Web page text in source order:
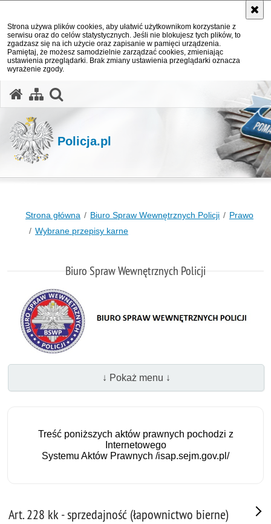
Strona używa plików cookies, aby ułatwić użytkownikom korzystanie z
serwisu oraz do celów statystycznych. Jeśli nie blokujesz tych plików, to
zgadzasz się na ich użycie oraz zapisanie w pamięci urządzenia.
Pamiętaj, że możesz samodzielnie zarządzać cookies, zmieniając
ustawienia przeglądarki. Brak zmiany ustawienia przeglądarki oznacza
wyrażenie zgody.
Policja.pl
Strona główna Biuro Spraw Wewnętrznych Policji
Prawo
Wybrane przepisy karne
Biuro Spraw Wewnętrznych Policji
↓ Pokaż menu ↓
Treść poniższych aktów prawnych pochodzi z
Internetowego
Systemu Aktów Prawnych /isap.sejm.gov.pl/
Art. 228 kk - sprzedajność (łapownictwo bierne)